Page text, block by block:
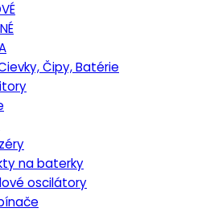
Čipy, Batérie
na baterky
oscilátory